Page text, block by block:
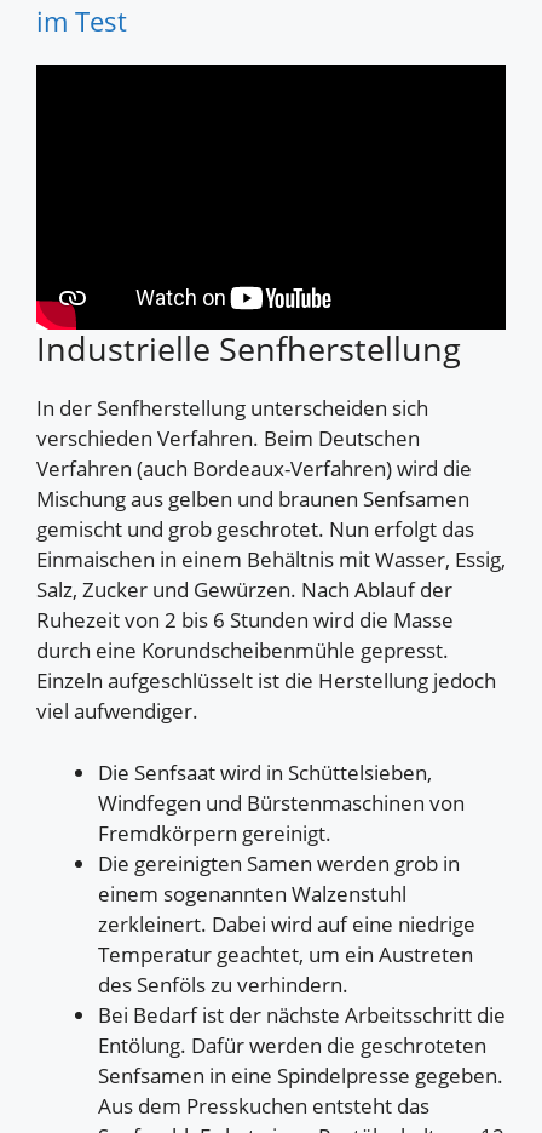
im Test
Industrielle Senfherstellung
In der Senfherstellung unterscheiden sich
verschieden Verfahren. Beim Deutschen
Verfahren (auch Bordeaux-Verfahren) wird die
Mischung aus gelben und braunen Senfsamen
gemischt und grob geschrotet. Nun erfolgt das
Einmaischen in einem Behältnis mit Wasser, Essig,
Salz, Zucker und Gewürzen. Nach Ablauf der
Ruhezeit von 2 bis 6 Stunden wird die Masse
durch eine Korundscheibenmühle gepresst.
Einzeln aufgeschlüsselt ist die Herstellung jedoch
viel aufwendiger.
Die Senfsaat wird in Schüttelsieben,
Windfegen und Bürstenmaschinen von
Fremdkörpern gereinigt.
Die gereinigten Samen werden grob in
einem sogenannten Walzenstuhl
zerkleinert. Dabei wird auf eine niedrige
Temperatur geachtet, um ein Austreten
des Senföls zu verhindern.
Bei Bedarf ist der nächste Arbeitsschritt die
Entölung. Dafür werden die geschroteten
Senfsamen in eine Spindelpresse gegeben.
Aus dem Presskuchen entsteht das